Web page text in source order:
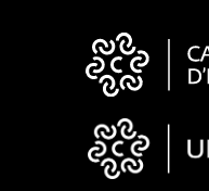
Informazioni
"Fattura